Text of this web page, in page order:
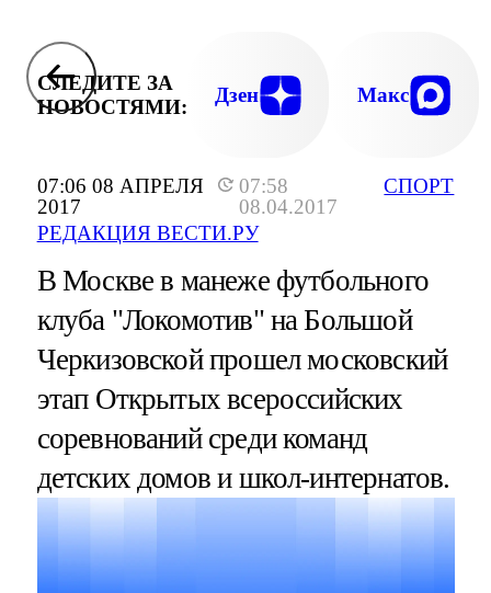
07:06 08 АПРЕЛЯ
2017
07:58
08.04.2017
РЕДАКЦИЯ ВЕСТИ.РУ
СПОРТ
СЛЕДИТЕ ЗА
НОВОСТЯМИ:
Дзен Макс
В Москве в манеже футбольного
клуба "Локомотив" на Большой
Черкизовской прошел московский
этап Открытых всероссийских
соревнований среди команд
детских домов и школ-интернатов.